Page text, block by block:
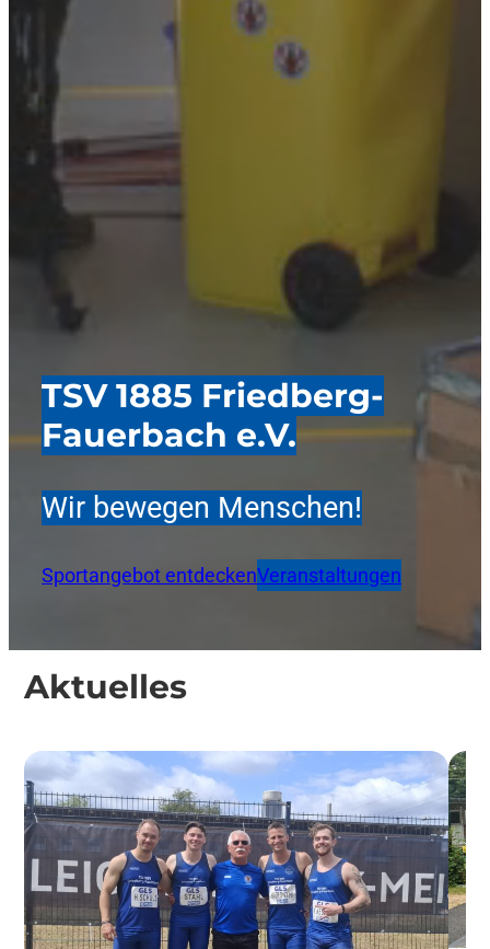
TSV 1885 Friedberg-
Fauerbach e.V.
Wir bewegen Menschen!
Sportangebot entdeckenVeranstaltungen
Aktuelles